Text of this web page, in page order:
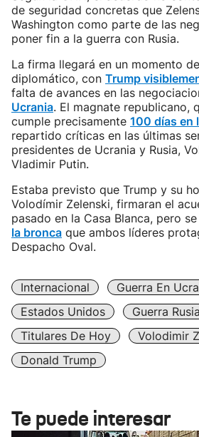
de seguridad concretas que
Washington como parte de las
poner fin a la guerra con Rusia.
La firma llegará en un momento
diplomático, con Trump
falta de avances en las
Ucrania. El magnate republicano,
cumple precisamente 100 días en
repartido críticas en las últimas
presidentes de Ucrania y Rusia,
Vladimir Putin.
Estaba previsto que Trump y su
Volodímir Zelenski, firmaran el
pasado en la Casa Blanca, pero
la bronca que ambos líderes
Despacho Oval.
Internacional
Guerra En
Estados Unidos
Guerra
Titulares De Hoy
Volodimir
Donald Trump
Te puede interesar